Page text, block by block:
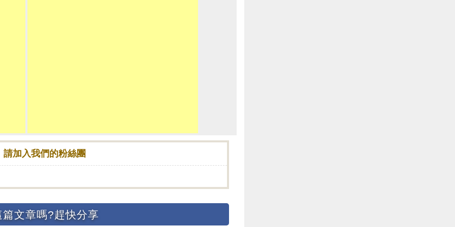
請加入我們的粉絲團